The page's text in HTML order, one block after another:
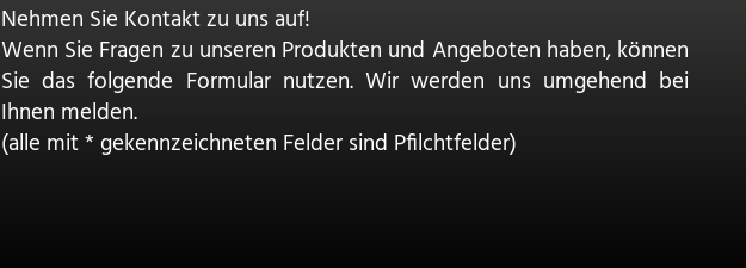
Nehmen Sie Kontakt zu uns auf!
Wenn Sie Fragen zu unseren Produkten und Angeboten haben, können
Sie das folgende Formular nutzen. Wir werden uns umgehend bei
Ihnen melden.
(alle mit * gekennzeichneten Felder sind Pfilchtfelder)